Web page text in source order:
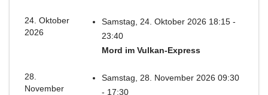
24. Oktober
2026
Samstag, 24. Oktober 2026 18:15 -
23:40
Mord im Vulkan-Express
28.
November
Samstag, 28. November 2026 09:30
- 17:30